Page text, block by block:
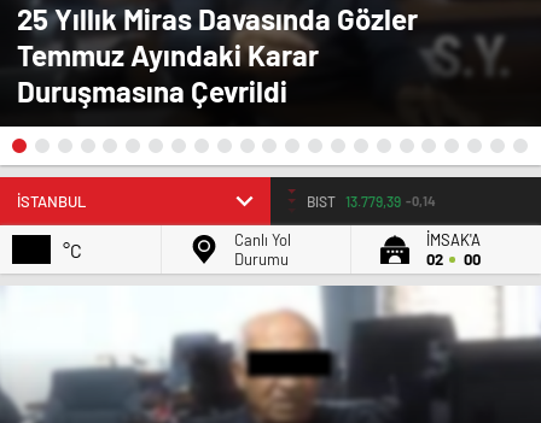
25 Yıllık Miras Davasında Gözler
Temmuz Ayındaki Karar
Duruşmasına Çevrildi
BIST 13.779,39 -0,14
°C
Canlı Yol
Durumu
İMSAK'A
02
00